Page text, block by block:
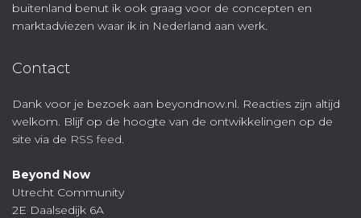
buitenland benut ik ook graag voor de concepten en
marktadviezen waar ik in Nederland aan werk.
Contact
Dank voor je bezoek aan beyondnow.nl. Reacties zijn altijd
welkom. Blijf op de hoogte van de ontwikkelingen op de
site via de RSS feed.
Beyond Now
Utrecht Community
2E Daalsedijk 6A